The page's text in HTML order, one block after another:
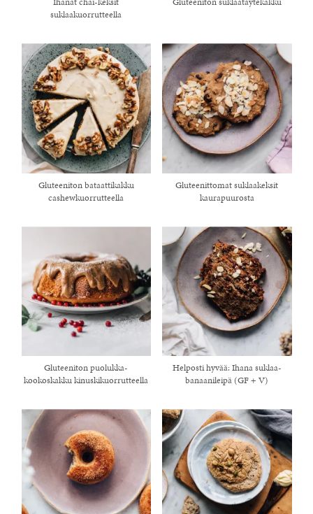
healthy living + good
suklaakuorrutteella
Gluteeniton bataattikakku
cashewkuorrutteella
Gluteenittomat suklaakeksit
kaurapuurosta
Gluteeniton puolukka-
kookoskakku kinuskikuorrutteella
Helposti hyvää: Ihana suklaa-
banaanileipä (GF + V)